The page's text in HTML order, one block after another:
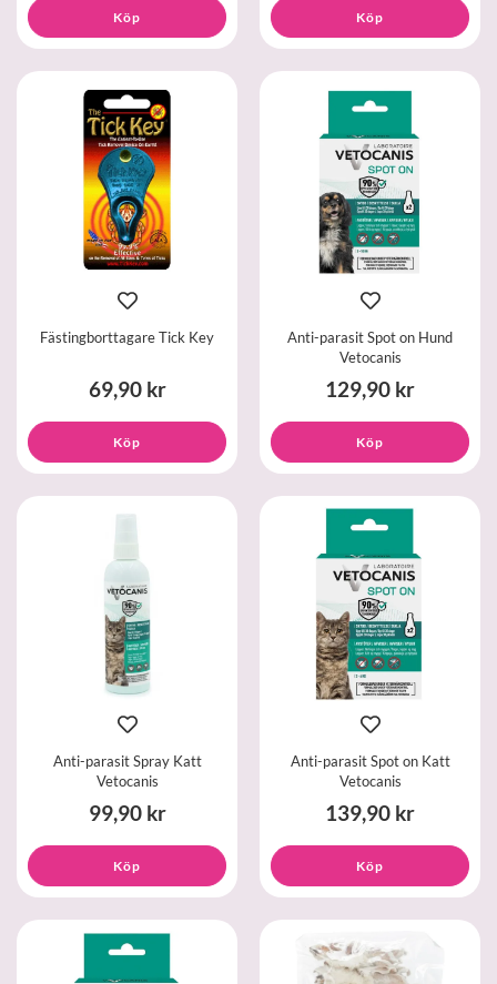
Köp Köp
Fästingborttagare Tick Key
69,90 kr
Köp
Anti-parasit Spot on Hund
Vetocanis
129,90 kr
Köp
Anti-parasit Spray Katt
Vetocanis
99,90 kr
Köp
Anti-parasit Spot on Katt
Vetocanis
139,90 kr
Köp